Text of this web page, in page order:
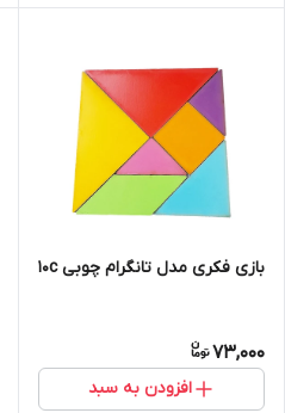
بازی فکری مدل تانگرام چوبی 10c
73,000
افزودن به سبد